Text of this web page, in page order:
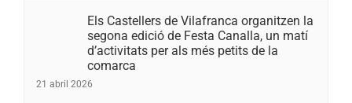
Els Castellers de Vilafranca organitzen la
segona edició de Festa Canalla, un matí
d’activitats per als més petits de la
comarca
21 abril 2026